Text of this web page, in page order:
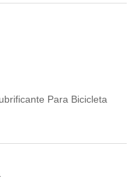
Para Bicicleta